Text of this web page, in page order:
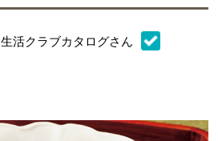
生活クラブカタログさん